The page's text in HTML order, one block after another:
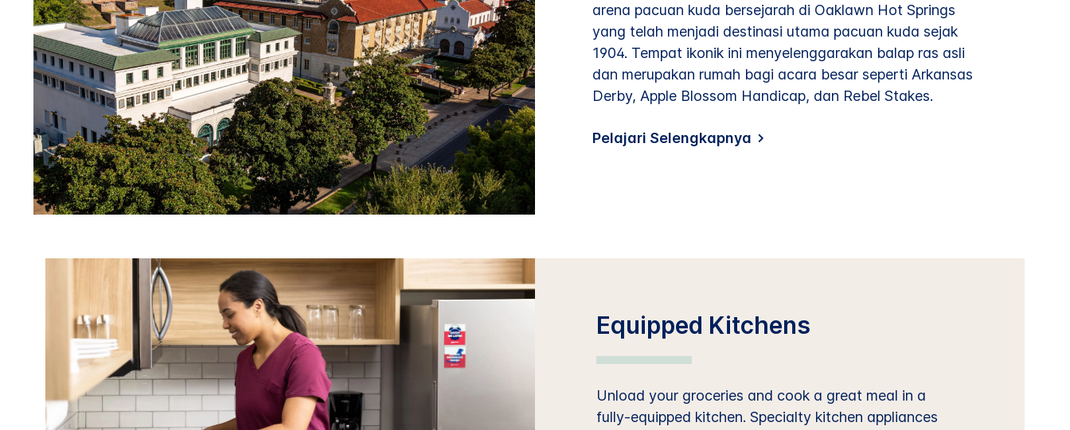
arena pacuan kuda bersejarah di Oaklawn Hot Springs
yang telah menjadi destinasi utama pacuan kuda sejak
1904. Tempat ikonik ini menyelenggarakan balap ras asli
dan merupakan rumah bagi acara besar seperti Arkansas
Derby, Apple Blossom Handicap, dan Rebel Stakes.
Pelajari Selengkapnya
Equipped Kitchens
Unload your groceries and cook a great meal in a
fully-equipped kitchen. Specialty kitchen appliances